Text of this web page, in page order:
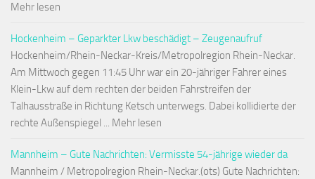
Mehr lesen
Hockenheim – Geparkter Lkw beschädigt – Zeugenaufruf
Hockenheim/Rhein-Neckar-Kreis/Metropolregion Rhein-Neckar.
Am Mittwoch gegen 11:45 Uhr war ein 20-jähriger Fahrer eines
Klein-Lkw auf dem rechten der beiden Fahrstreifen der
Talhausstraße in Richtung Ketsch unterwegs. Dabei kollidierte der
rechte Außenspiegel ... Mehr lesen
Mannheim – Gute Nachrichten: Vermisste 54-jährige wieder da
Mannheim / Metropolregion Rhein-Neckar.(ots) Gute Nachrichten: